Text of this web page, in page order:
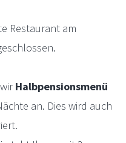
Restaurant am
Halbpensionsmenü
an. Dies wird auch